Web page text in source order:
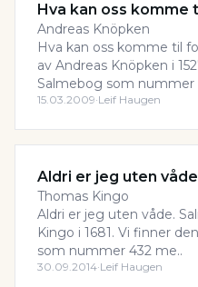
Hva kan oss komme
Andreas Knöpken
Hva kan oss komme til
av Andreas Knöpken i
Salmebog som nummer
15.03.2009·Leif Haugen
Aldri er jeg uten våde
Thomas Kingo
Aldri er jeg uten våde.
Kingo i 1681. Vi finner
som nummer 432 me..
30.09.2014·Leif Haugen